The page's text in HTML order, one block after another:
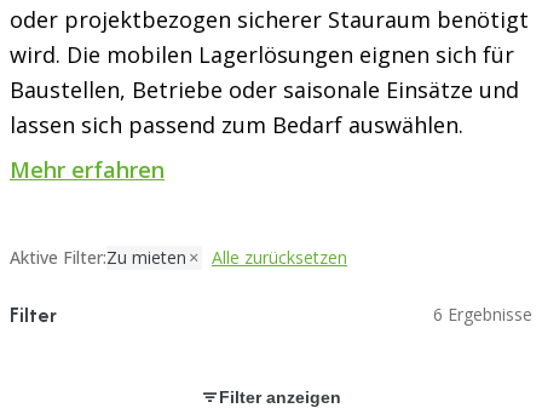
oder projektbezogen sicherer Stauraum benötigt
wird. Die mobilen Lagerlösungen eignen sich für
Baustellen, Betriebe oder saisonale Einsätze und
lassen sich passend zum Bedarf auswählen.
Mehr erfahren
Aktive Filter:Zu mieten Alle zurücksetzen
Filter 6 Ergebnisse
Filter anzeigen